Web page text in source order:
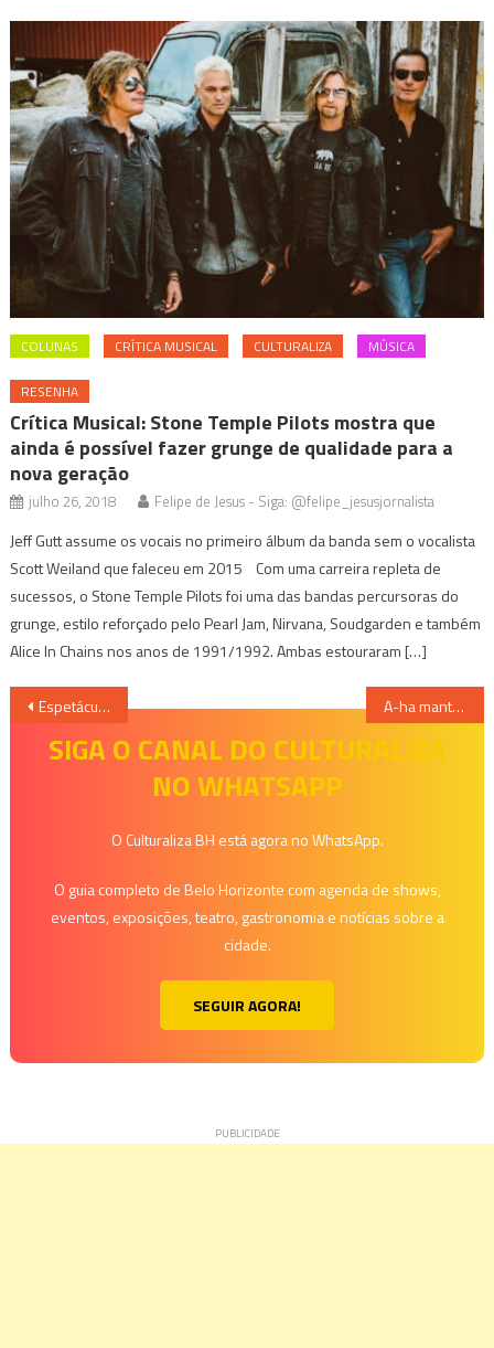
COLUNAS CRÍTICA MUSICAL CULTURALIZA MÚSICA
RESENHA
Crítica Musical: Stone Temple Pilots mostra que
ainda é possível fazer grunge de qualidade para a
nova geração
julho 26, 2018 Felipe de Jesus - Siga: @felipe_jesusjornalista
Jeff Gutt assume os vocais no primeiro álbum da banda sem o vocalista
Scott Weiland que faleceu em 2015 Com uma carreira repleta de
sucessos, o Stone Temple Pilots foi uma das bandas percursoras do
grunge, estilo reforçado pelo Pearl Jam, Nirvana, Soudgarden e também
Alice In Chains nos anos de 1991/1992. Ambas estouraram […]
Navegação
Espetáculo “O Sítio do Picapau Amarelo” em cartaz neste feriado em BH A-ha mantém viva a chama dos anos de 1980 com “Stay On These Roads”
SIGA O CANAL DO CULTURALIZA
NO WHATSAPP
O Culturaliza BH está agora no WhatsApp.
O guia completo de Belo Horizonte com agenda de shows,
eventos, exposições, teatro, gastronomia e notícias sobre a
cidade.
SEGUIR AGORA!